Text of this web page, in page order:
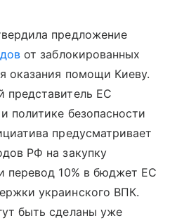
предложение
от заблокированных
оказания помощи Киеву.
представитель ЕС
политике безопасности
предусматривает
РФ на закупку
перевод 10% в бюджет ЕС
украинского ВПК.
быть сделаны уже